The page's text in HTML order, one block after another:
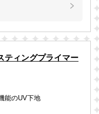
ィングプライマー
能のUV下地